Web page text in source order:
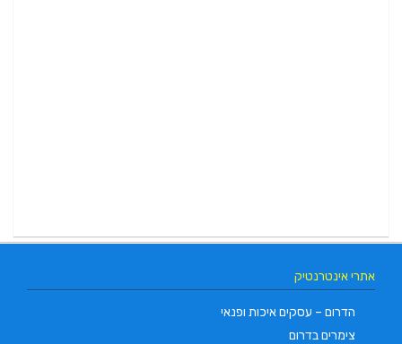
אתרי אינטרנטיק
הדרום – עסקים איכות ופנאי
צימרים בדרום